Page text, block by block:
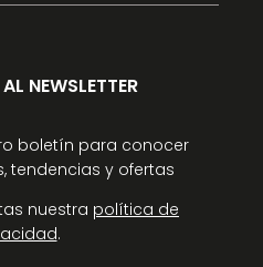
NEWSLETTER
boletín para conocer
tendencias y ofertas
nuestra política de
.